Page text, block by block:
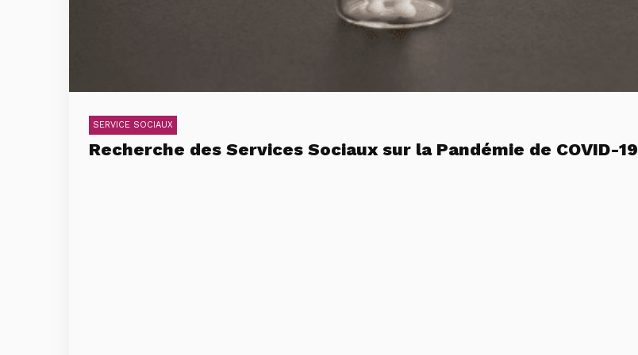
SERVICE SOCIAUX
Recherche des Services Sociaux sur la Pandémie de COVID-19